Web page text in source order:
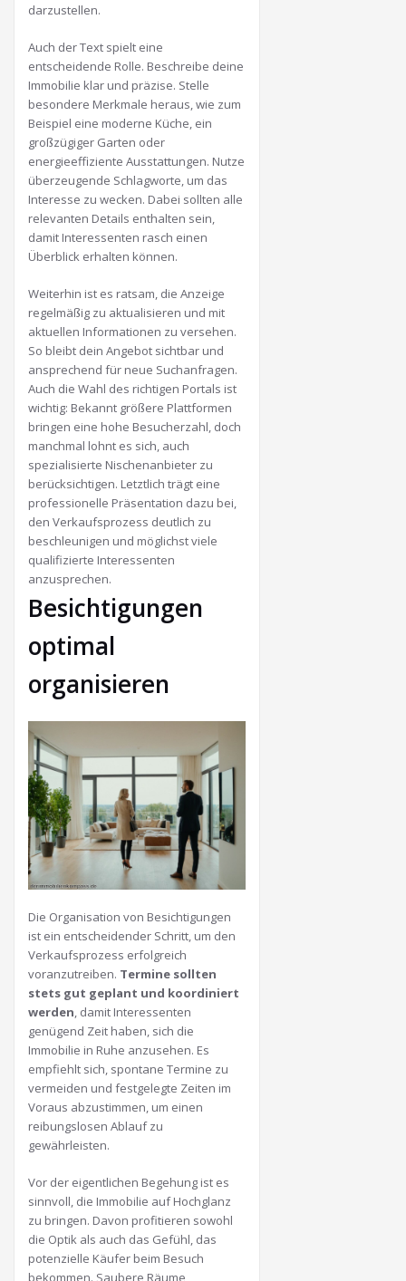
darzustellen.
Auch der Text spielt eine
entscheidende Rolle. Beschreibe deine
Immobilie klar und präzise. Stelle
besondere Merkmale heraus, wie zum
Beispiel eine moderne Küche, ein
großzügiger Garten oder
energieeffiziente Ausstattungen. Nutze
überzeugende Schlagworte, um das
Interesse zu wecken. Dabei sollten alle
relevanten Details enthalten sein,
damit Interessenten rasch einen
Überblick erhalten können.
Weiterhin ist es ratsam, die Anzeige
regelmäßig zu aktualisieren und mit
aktuellen Informationen zu versehen.
So bleibt dein Angebot sichtbar und
ansprechend für neue Suchanfragen.
Auch die Wahl des richtigen Portals ist
wichtig: Bekannt größere Plattformen
bringen eine hohe Besucherzahl, doch
manchmal lohnt es sich, auch
spezialisierte Nischenanbieter zu
berücksichtigen. Letztlich trägt eine
professionelle Präsentation dazu bei,
den Verkaufsprozess deutlich zu
beschleunigen und möglichst viele
qualifizierte Interessenten
anzusprechen.
Besichtigungen
optimal
organisieren
Die Organisation von Besichtigungen
ist ein entscheidender Schritt, um den
Verkaufsprozess erfolgreich
voranzutreiben. Termine sollten
stets gut geplant und koordiniert
werden, damit Interessenten
genügend Zeit haben, sich die
Immobilie in Ruhe anzusehen. Es
empfiehlt sich, spontane Termine zu
vermeiden und festgelegte Zeiten im
Voraus abzustimmen, um einen
reibungslosen Ablauf zu
gewährleisten.
Vor der eigentlichen Begehung ist es
sinnvoll, die Immobilie auf Hochglanz
zu bringen. Davon profitieren sowohl
die Optik als auch das Gefühl, das
potenzielle Käufer beim Besuch
bekommen. Saubere Räume,